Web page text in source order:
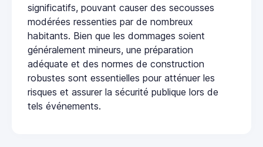
significatifs, pouvant causer des secousses
modérées ressenties par de nombreux
habitants. Bien que les dommages soient
généralement mineurs, une préparation
adéquate et des normes de construction
robustes sont essentielles pour atténuer les
risques et assurer la sécurité publique lors de
tels événements.